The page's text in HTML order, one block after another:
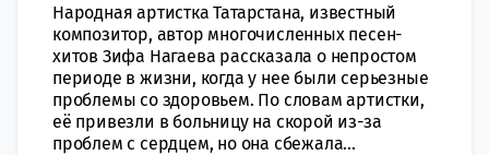
Народная артистка Татарстана, известный
композитор, автор многочисленных песен-
хитов Зифа Нагаева рассказала о непростом
периоде в жизни, когда у нее были серьезные
проблемы со здоровьем. По словам артистки,
её привезли в больницу на скорой из-за
проблем с сердцем, но она сбежала...